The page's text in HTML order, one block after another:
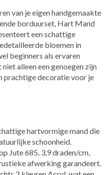
van je eigen handgemaakte
borduurset, Hart Mand
een schattige
bloemen in
beginners als ervaren
alleen een genoegen zijn
prachtige decoratie voor je
hartvormige mand die
schoonheid.
Jute 685, 3,9 draden/cm,
afwerking garandeert.